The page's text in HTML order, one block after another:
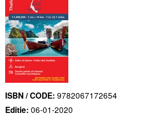
ISBN / CODE: 9782067172654
Editie: 06-01-2020